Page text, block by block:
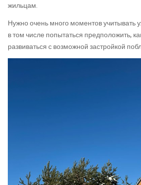
жильцам.
Нужно очень много моментов учитывать
в том числе попытаться предположить,
развиваться с возможной застройкой